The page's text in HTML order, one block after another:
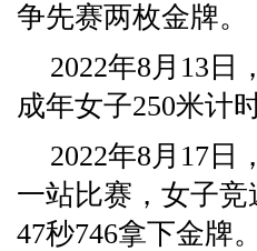
争先赛两枚金牌。
2022年8月13日
成年女子250米计
2022年8月17日
一站比赛，女子
47秒746拿下金牌。